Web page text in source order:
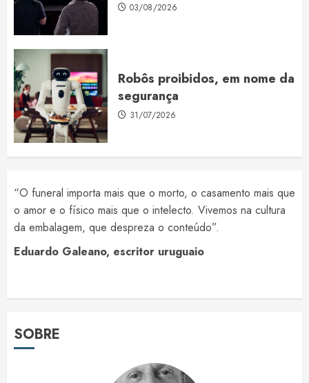
03/08/2026
Robôs proibidos, em nome da
segurança
31/07/2026
“O funeral importa mais que o morto, o casamento mais que
o amor e o físico mais que o intelecto. Vivemos na cultura
da embalagem, que despreza o conteúdo”.
Eduardo Galeano, escritor uruguaio
SOBRE